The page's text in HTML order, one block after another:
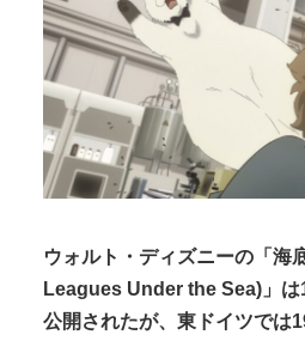
ウォルト・ディズニーの「海
Leagues Under the Sea)」は
公開されたが、東ドイツでは